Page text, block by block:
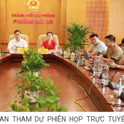
THAM DỰ PHIÊN HỌP TRỰC